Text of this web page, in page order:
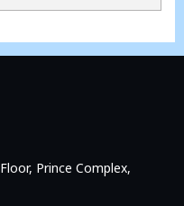
Prince Complex,